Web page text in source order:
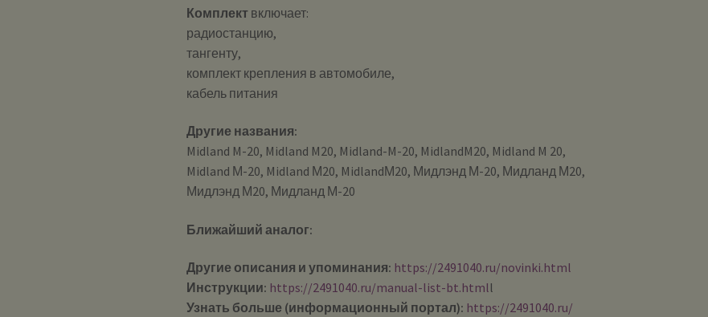
Комплект включает:
радиостанцию,
тангенту,
комплект крепления в автомобиле,
кабель питания
Другие названия:
Midland M-20, Midland M20, Midland-M-20, MidlandM20, Midland M 20,
Midland М-20, Midland М20, MidlandМ20, Мидлэнд М-20, Мидланд М20,
Мидлэнд М20, Мидланд М-20
Ближайший аналог:
Другие описания и упоминания: https://2491040.ru/novinki.html
Инструкции: https://2491040.ru/manual-list-bt.htmll
Узнать больше (информационный портал): https://2491040.ru/